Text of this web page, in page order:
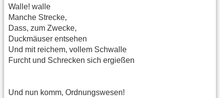
Walle! walle
Manche Strecke,
Dass, zum Zwecke,
Duckmäuser entsehen
Und mit reichem, vollem Schwalle
Furcht und Schrecken sich ergießen
Und nun komm, Ordnungswesen!